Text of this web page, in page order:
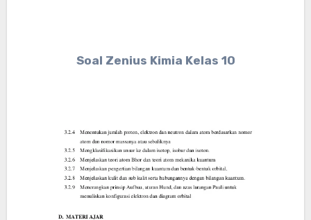
Soal Zenius Kimia Kelas 10